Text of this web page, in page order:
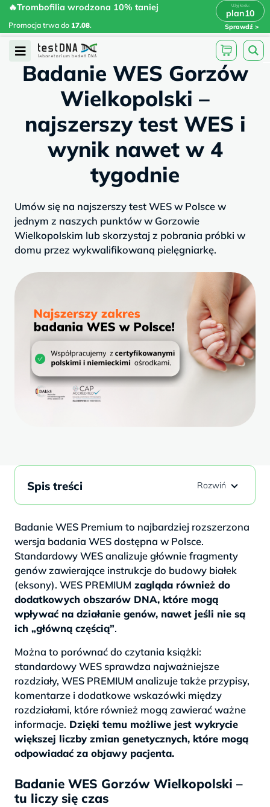
Skip
content
🔥Trombofilia wrodzona 10% taniej
Promocja trwa do 17.08.
plan10
Sprawdź
🔥Trombofilia wrodzona 10% taniej
plan10 x
Open
Menu
testdna.pl
Badanie WES Gorzów
Wielkopolski –
najszerszy test WES i
wynik nawet w 4
tygodnie
Umów się na najszerszy test WES w Polsce w
jednym z naszych punktów w Gorzowie
Wielkopolskim lub skorzystaj z pobrania próbki w
domu przez wykwalifikowaną pielęgniarkę.
Badanie WES Premium to najbardziej rozszerzona
wersja badania WES dostępna w Polsce.
Standardowy WES analizuje głównie fragmenty
genów zawierające instrukcje do budowy białek
(eksony). WES PREMIUM zagląda również do
dodatkowych obszarów DNA, które mogą
wpływać na działanie genów, nawet jeśli nie są
ich „główną częścią”.
Można to porównać do czytania książki:
standardowy WES sprawdza najważniejsze
rozdziały, WES PREMIUM analizuje także przypisy,
komentarze i dodatkowe wskazówki między
rozdziałami, które również mogą zawierać ważne
informacje. Dzięki temu możliwe jest wykrycie
większej liczby zmian genetycznych, które mogą
odpowiadać za objawy pacjenta.
Badanie WES Gorzów Wielkopolski –
tu liczy się czas
Spis treści